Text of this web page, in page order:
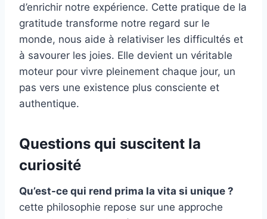
d’enrichir notre expérience. Cette pratique de la
gratitude transforme notre regard sur le
monde, nous aide à relativiser les difficultés et
à savourer les joies. Elle devient un véritable
moteur pour vivre pleinement chaque jour, un
pas vers une existence plus consciente et
authentique.
Questions qui suscitent la
curiosité
Qu’est-ce qui rend prima la vita si unique ?
cette philosophie repose sur une approche